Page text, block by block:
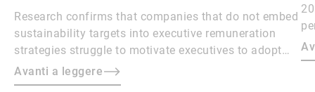
Research confirms that companies that do not embed
sustainability targets into executive remuneration
strategies struggle to motivate executives to adopt
sustainable practices, leading to misalignment with
societal expectations and stakeholder interests.
Avanti a leggere
to